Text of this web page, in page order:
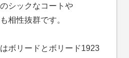
シックなコートや
相性抜群です。
ボリードとボリード1923